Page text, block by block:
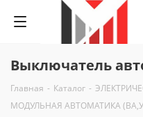
Выключатель
Главная - Каталог -
МОДУЛЬНАЯ АВТОМАТИКА